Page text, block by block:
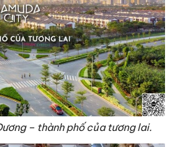
– thành phố của tương lai.